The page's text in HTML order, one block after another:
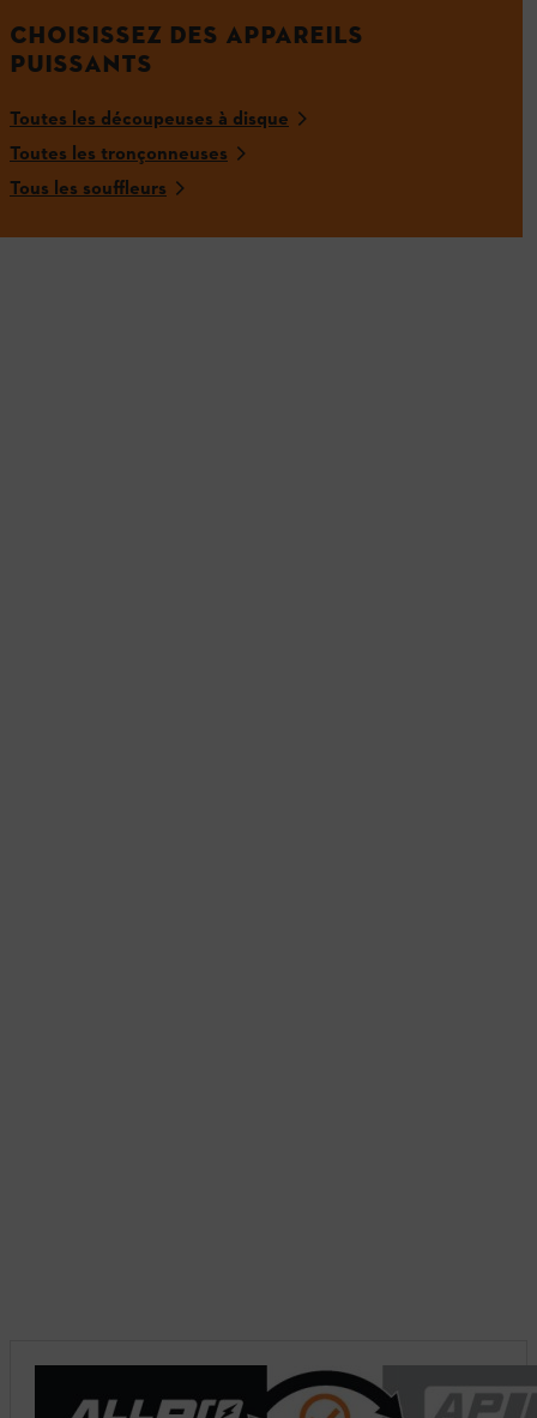
CHOISISSEZ DES APPAREILS
PUISSANTS
Toutes les découpeuses à disque
Toutes les tronçonneuses
Tous les souffleurs